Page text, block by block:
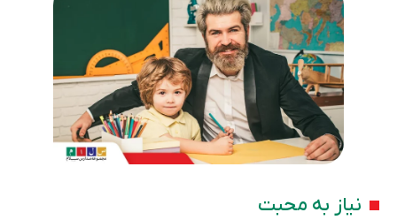
نیاز به محبت